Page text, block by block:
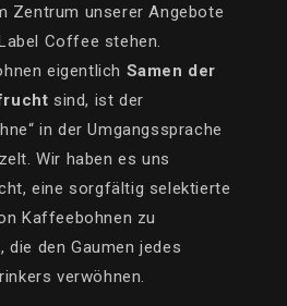
Zentrum unserer Angebote
Coffee stehen.
eigentlich Samen der
sind, ist der
in der Umgangssprache
Wir haben es uns
eine sorgfältig selektierte
Kaffeebohnen zu
die den Gaumen jedes
verwöhnen.